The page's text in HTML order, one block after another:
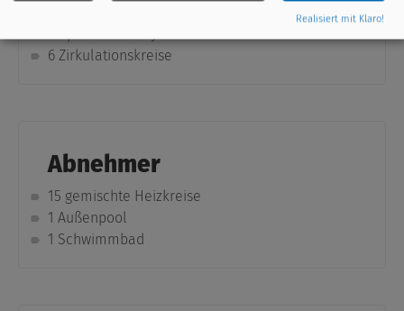
6 Zirkulationskreise
Abnehmer
15 gemischte Heizkreise
1 Außenpool
1 Schwimmbad
Realisiert mit Klaro!